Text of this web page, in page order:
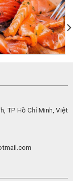
TP Hồ Chí Minh, Việt